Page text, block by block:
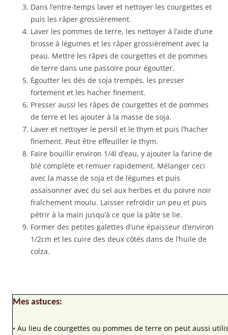
Dans l’entre-temps laver et nettoyer les courgettes et
puis les râper grossièrement.
Laver les pommes de terre, les nettoyer à l’aide d’une
brosse à légumes et les râper grossièrement avec la
peau. Mettre les râpes de courgettes et de pommes
de terre dans une passoire pour égoutter.
Égoutter les dés de soja trempés, les presser
fortement et les hacher finement.
Presser aussi les râpes de courgettes et de pommes
de terre et les ajouter à la masse de soja.
Laver et nettoyer le persil et le thym et puis l’hacher
finement. Peut être effeuiller le thym.
Faire bouillir environ 1/4l d’eau, y ajouter la farine de
blé complète et remuer rapidement. Mélanger ceci
avec la masse de soja et de légumes et puis
assaisonner avec du sel aux herbes et du poivre noir
fraîchement moulu. Laisser refroidir un peu et puis
pétrir à la main jusqu’à ce que la pâte se lie.
Former des petites galettes d’une épaisseur d’environ
1/2cm et les cuire des deux côtés dans de l’huile de
colza.
Mes astuces:
• Au lieu de courgettes ou pommes de terre on peut aussi